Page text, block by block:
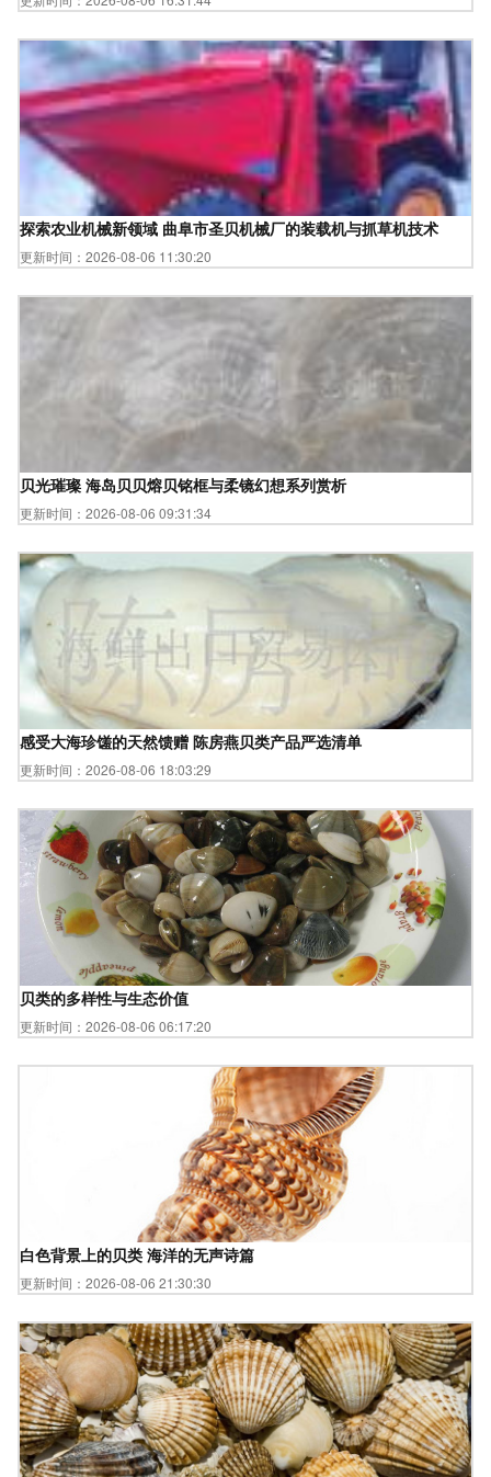
探索农业机械新领域 曲阜市圣贝机械厂的装载机与抓草机技术
更新时间：2026-08-06 11:30:20
贝光璀璨 海岛贝贝熔贝铭框与柔镜幻想系列赏析
更新时间：2026-08-06 09:31:34
感受大海珍馐的天然馈赠 陈房燕贝类产品严选清单
更新时间：2026-08-06 18:03:29
贝类的多样性与生态价值
更新时间：2026-08-06 06:17:20
白色背景上的贝类 海洋的无声诗篇
更新时间：2026-08-06 21:30:30